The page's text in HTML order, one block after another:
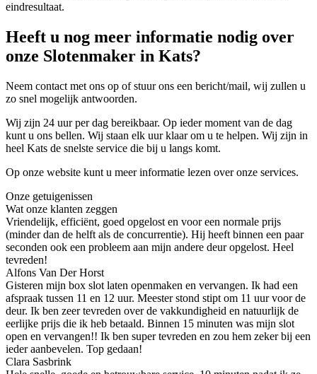
eindresultaat.
Heeft u nog meer informatie nodig over
onze Slotenmaker in Kats?
Neem contact met ons op of stuur ons een bericht/mail, wij zullen u
zo snel mogelijk antwoorden.
Wij zijn 24 uur per dag bereikbaar. Op ieder moment van de dag
kunt u ons bellen. Wij staan elk uur klaar om u te helpen. Wij zijn in
heel Kats de snelste service die bij u langs komt.
Op onze website kunt u meer informatie lezen over onze services.
Onze getuigenissen
Wat onze klanten zeggen
Vriendelijk, efficiënt, goed opgelost en voor een normale prijs
(minder dan de helft als de concurrentie). Hij heeft binnen een paar
seconden ook een probleem aan mijn andere deur opgelost. Heel
tevreden!
Alfons Van Der Horst
Gisteren mijn box slot laten openmaken en vervangen. Ik had een
afspraak tussen 11 en 12 uur. Meester stond stipt om 11 uur voor de
deur. Ik ben zeer tevreden over de vakkundigheid en natuurlijk de
eerlijke prijs die ik heb betaald. Binnen 15 minuten was mijn slot
open en vervangen!! Ik ben super tevreden en zou hem zeker bij een
ieder aanbevelen. Top gedaan!
Clara Sasbrink